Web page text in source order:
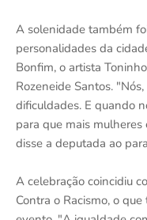
A solenidade também
personalidades da
Bonfim, o artista
Rozeneide Santos.
dificuldades. E quando
para que mais
disse a deputada ao
A celebração coincidiu
Contra o Racismo, o